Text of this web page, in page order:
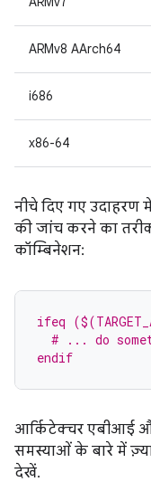
ARMv8 AArch64
i686
x86-64
नीचे दिए गए उदाहरण
की जांच करने का
कॉम्बिनेशन:
ifeq
# ... do
endif
आर्किटेक्चर एबीआई
समस्याओं के बारे में
देखें.